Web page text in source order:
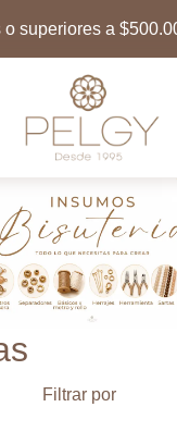
a $500.000
Filtrar por